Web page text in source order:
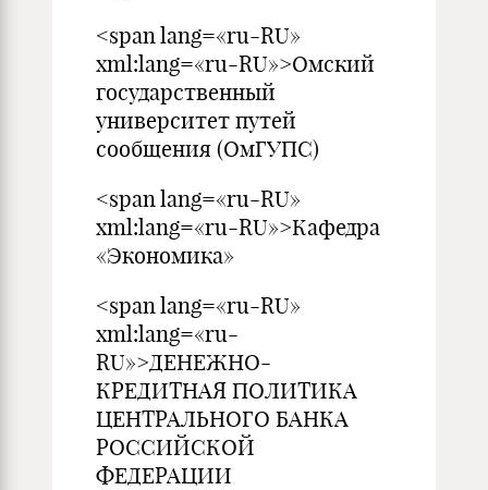
<span lang=«ru-RU»
xml:lang=«ru-RU»>Омский
государственный
университет путей
сообщения (ОмГУПС)
<span lang=«ru-RU»
xml:lang=«ru-RU»>Кафедра
«Экономика»
<span lang=«ru-RU»
xml:lang=«ru-
RU»>ДЕНЕЖНО-
КРЕДИТНАЯ ПОЛИТИКА
ЦЕНТРАЛЬНОГО БАНКА
РОССИЙСКОЙ
ФЕДЕРАЦИИ